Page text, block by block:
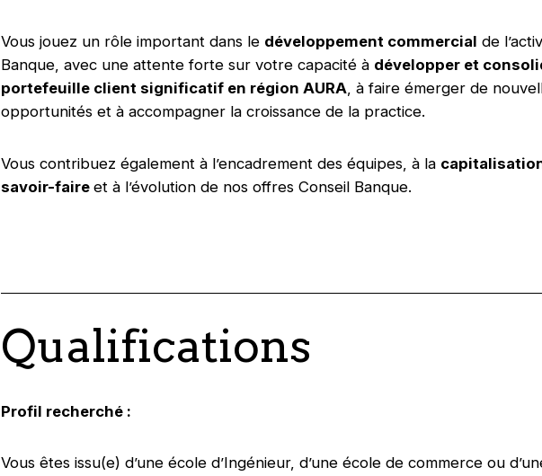
Vous jouez un rôle important dans le développement commercial de
Banque, avec une attente forte sur votre capacité à développer et
portefeuille client significatif en région AURA, à faire émerger de
opportunités et à accompagner la croissance de la practice.
Vous contribuez également à l’encadrement des équipes, à la
savoir-faire et à l’évolution de nos offres Conseil Banque.
Qualifications
Profil recherché :
Vous êtes issu(e) d’une école d’Ingénieur, d’une école de commerce ou